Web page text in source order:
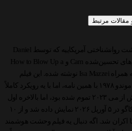
و مقالات مرتبط
یک وحشت روانشناختی آمریکاییه که توسط Daniel
Goldhaber — کارگردان فیلم‌های تحسین‌شده Cam و How to Blow Up a
Pipeline — کارگردانی و به همراه Isa Mazzei نوشته شده. این فیلم
بازتفسیری از فیلم بحث‌برانگیز موندو ۱۹۷۸ با همین نامه، اما با یه رویکرد کاملاً
مدرن و امروزی. فیلمبرداری‌اش از می ۲۰۲۳ تموم شده بود، اما بالاخره اول
تو جشنواره Beyond Fest شیکاگو در ۵ آوریل ۲۰۲۶ نمایش داده شد و از ۱۰
آمریکا اکران شد. اگه دنبال یه فیلم وحشت هوشمند